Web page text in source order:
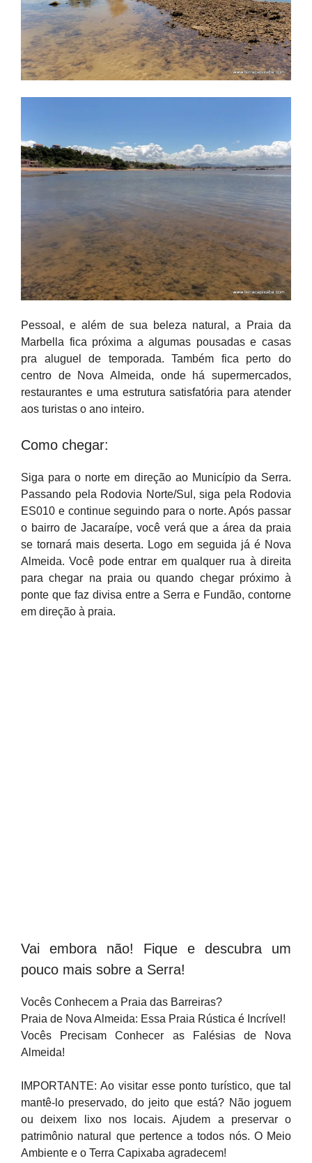
Pessoal, e além de sua beleza natural, a Praia da
Marbella fica próxima a algumas pousadas e casas
pra aluguel de temporada. Também fica perto do
centro de Nova Almeida, onde há supermercados,
restaurantes e uma estrutura satisfatória para atender
aos turistas o ano inteiro.
Como chegar:
Siga para o norte em direção ao Município da Serra.
Passando pela Rodovia Norte/Sul, siga pela Rodovia
ES010 e continue seguindo para o norte. Após passar
o bairro de Jacaraípe, você verá que a área da praia
se tornará mais deserta. Logo em seguida já é Nova
Almeida. Você pode entrar em qualquer rua à direita
para chegar na praia ou quando chegar próximo à
ponte que faz divisa entre a Serra e Fundão, contorne
em direção à praia.
Vai embora não! Fique e descubra um
pouco mais sobre a Serra!
Vocês Conhecem a Praia das Barreiras?
Praia de Nova Almeida: Essa Praia Rústica é Incrível!
Vocês Precisam Conhecer as Falésias de Nova
Almeida!
IMPORTANTE: Ao visitar esse ponto turístico, que tal
mantê-lo preservado, do jeito que está? Não joguem
ou deixem lixo nos locais. Ajudem a preservar o
patrimônio natural que pertence a todos nós. O Meio
Ambiente e o Terra Capixaba agradecem!